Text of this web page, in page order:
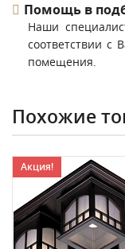
Помощь в
Наши
соответствии с
помещения.
Похожие
Акция!